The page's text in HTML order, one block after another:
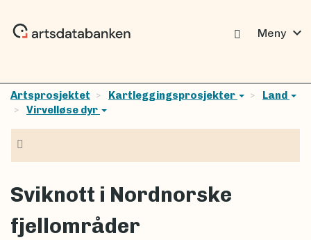
Meny expand_more
Artsprosjektet Kartleggingsprosjekter
Land
Virvelløse dyr
Sviknott i Nordnorske
fjellområder